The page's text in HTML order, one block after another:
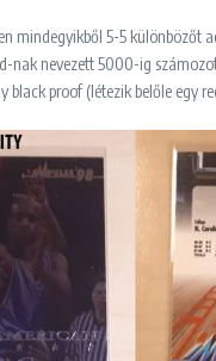
5-5 különbözőt
nak nevezett 5000-ig
proof (létezik belőle egy